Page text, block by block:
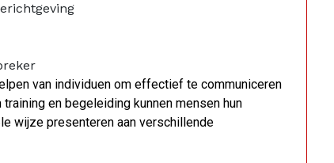
van individuen om effectief te communiceren
en begeleiding kunnen mensen hun
wijze presenteren aan verschillende